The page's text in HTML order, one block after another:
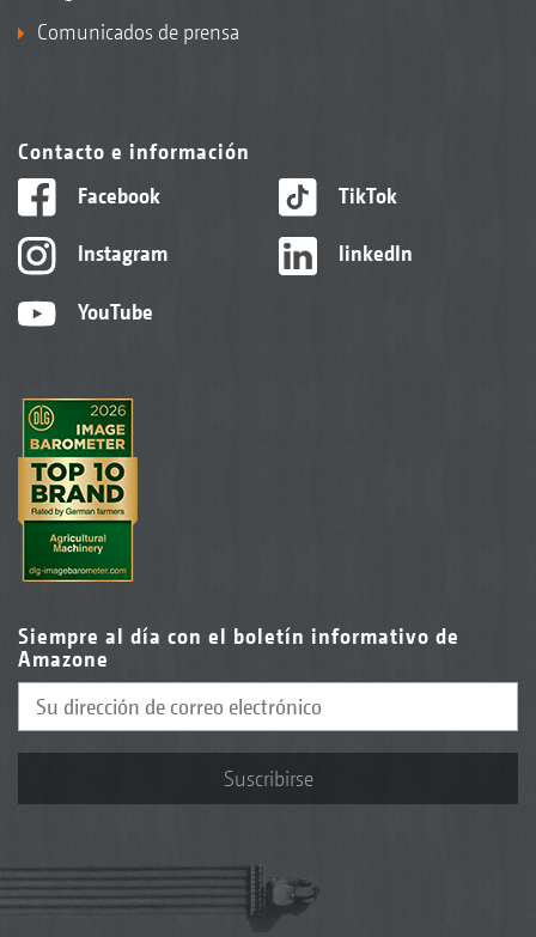
Comunicados de prensa
Contacto e información
Facebook
Instagram
YouTube
TikTok
linkedIn
Siempre al día con el boletín informativo de
Amazone
Suscribirse